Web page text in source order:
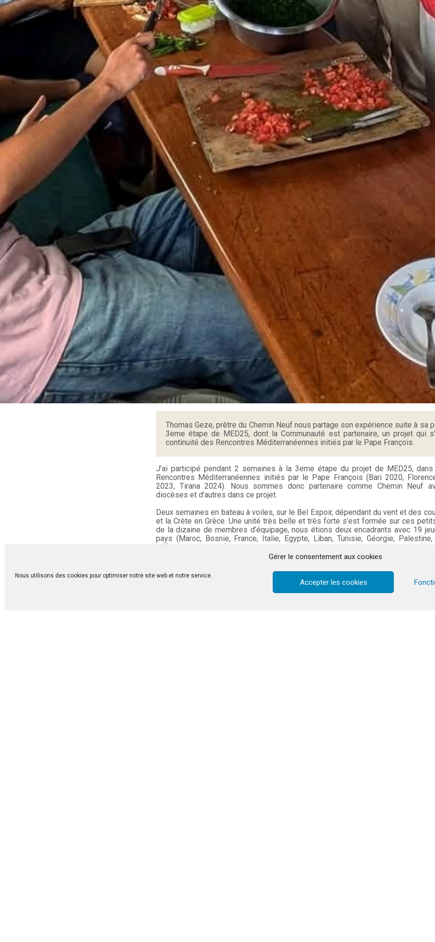
Gérer le consentement aux cookies
Nous utilisons des cookies pour optimiser notre site web et notre service.
Accepter les cookies
Thomas Geze, prêtre du Chemin Neuf nous partage son expérience suite à sa
3eme étape de MED25, dont la Communauté est partenaire, un projet qui
continuité des Rencontres Méditerranéennes initiés par le Pape François.
J’ai participé pendant 2 semaines à la 3eme étape du projet de MED25,
Rencontres Méditerranéennes initiés par le Pape François (Bari 2020,
2023, Tirana 2024). Nous sommes donc partenaire comme Chemin Neuf
diocèses et d’autres dans ce projet.
Deux semaines en bateau à voiles, sur le Bel Espoir, dépendant du vent et des
et la Crète en Grèce. Une unité très belle et très forte s’est formée sur ces
de la dizaine de membres d’équipage, nous étions deux encadrants avec 19
pays (Maroc, Bosnie, France, Italie, Egypte, Liban, Tunisie, Géorgie,
de rencontres, de comprendre l’autre, de travailler sur les grosses questions
comme la migration, le climat, la place des femmes… C’était très intéressant
aussi les enjeux et les dynamiques qui se jouent dans les différentes